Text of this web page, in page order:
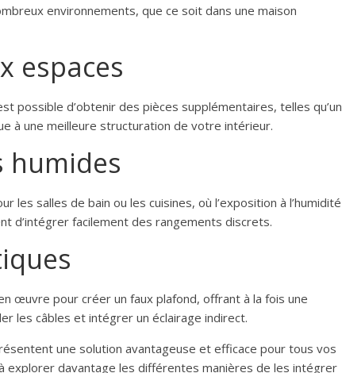
environnements, que ce soit dans une maison
espaces
possible d’obtenir des pièces supplémentaires, telles qu’un
à une meilleure structuration de votre intérieur.
humides
les salles de bain ou les cuisines, où l’exposition à l’humidité
d’intégrer facilement des rangements discrets.
œuvre pour créer un faux plafond, offrant à la fois une
les câbles et intégrer un éclairage indirect.
une solution avantageuse et efficace pour tous vos
explorer davantage les différentes manières de les intégrer